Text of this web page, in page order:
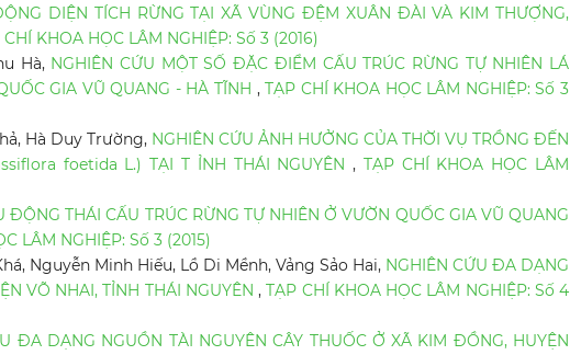
DIỆN TÍCH RỪNG TẠI XÃ VÙNG ĐỆM XUÂN ĐÀI VÀ KIM THƯỢNG,
CHÍ KHOA HỌC LÂM NGHIỆP: Số 3 (2016)
Hà, NGHIÊN CỨU MỘT SỐ ĐẶC ĐIỂM CẤU TRÚC RỪNG TỰ NHIÊN LÁ
GIA VŨ QUANG - HÀ TĨNH ,TẠP CHÍ KHOA HỌC LÂM NGHIỆP: Số 3
Hà Duy Trường, NGHIÊN CỨU ẢNH HƯỞNG CỦA THỜI VỤ TRỒNG ĐẾN
foetida L.) TẠI T ỈNH THÁI NGUYÊN, TẠP CHÍ KHOA HỌC LÂM
ĐỘNG THÁI CẤU TRÚC RỪNG TỰ NHIÊN Ở VƯỜN QUỐC GIA VŨ QUANG
LÂM NGHIỆP: Số 3 (2015)
Nguyễn Minh Hiếu, Lồ Di Mềnh, Vảng Sảo Hai, NGHIÊN CỨU ĐA DẠNG
VÕ NHAI, TỈNH THÁI NGUYÊN ,TẠP CHÍ KHOA HỌC LÂM NGHIỆP: Số 4
ĐA DẠNG NGUỒN TÀI NGUYÊN CÂY THUỐC Ở XÃ KIM ĐỒNG, HUYỆN